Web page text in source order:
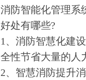
消防智能化管理系
好处有哪些?
1、消防智慧化建
全性节省大量的人
2、智慧消防提升